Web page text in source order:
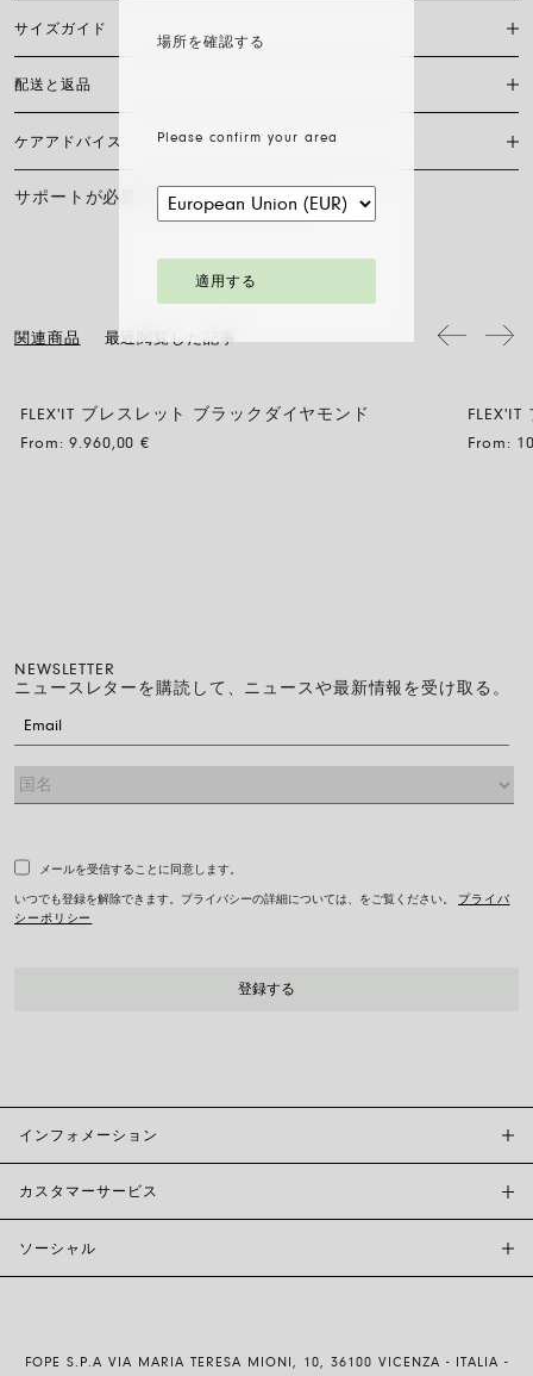
場所を確認する
Please confirm your area
適用する
サイズガイド
Flex’itブレスレットは特許を取得したフォープ独自のもので、18カラッ
トゴールドのみで作られており、伸縮自在のため留め具は必要ありませ
ん。 正しいサイズを見つけるには、手首の周囲を測る必要があります。
巻き尺、糸、または短冊を使い、定規に当てて測り、下の表と比較して
ください。
XS S M L XL
15 16 17 18 19
ブレスレットの直径は最大30%拡大可能：指先から手首へ、チェーンを
流れるようにそっと滑らせるだけで、スムーズに装着できます。
配送と返品
現在、日本国内においては当サイト内オンラインショッピングの対応は
しておりません。
ケアアドバイス
FOPEジュエリーの輝きと美しさを長く保つために、化学製品や化粧品と
の接触を避け、寝る前やスポーツをする前にはイヤリング、ネックレ
は、特別なお手入れ方法を必要としません。柔らかい乾いた布で表面を
拭くだけで十分です。 ダイヤモンドジュエリーは、水とマイルドソープ
で洗浄し、すすいで自然乾燥させてください。
サポートが必要ですか？ お問い合わせ
関連商品 最近閲覧した記事
FLEX'IT ブレスレット ブラックダイヤモンド
From:9.960,00€
From:
NEWSLETTER
ニュースレターを購読して、ニュースや最新情報を受け取る。
メールを受信することに同意します。
いつでも登録を解除できます。プライバシーの詳細については、をご覧ください。 プライバ
シーポリシー
インフォメーション
カスタマーサービス
ソーシャル
FOPE S.P.A VIA MARIA TERESA MIONI, 10, 36100 VICENZA - ITALIA -